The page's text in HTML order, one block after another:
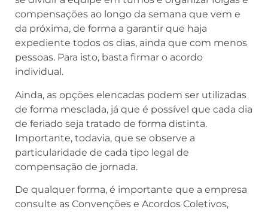
compensações ao longo da semana que vem e
da próxima, de forma a garantir que haja
expediente todos os dias, ainda que com menos
pessoas. Para isto, basta firmar o acordo
individual.
Ainda, as opções elencadas podem ser utilizadas
de forma mesclada, já que é possível que cada dia
de feriado seja tratado de forma distinta.
Importante, todavia, que se observe a
particularidade de cada tipo legal de
compensação de jornada.
De qualquer forma, é importante que a empresa
consulte as Convenções e Acordos Coletivos,